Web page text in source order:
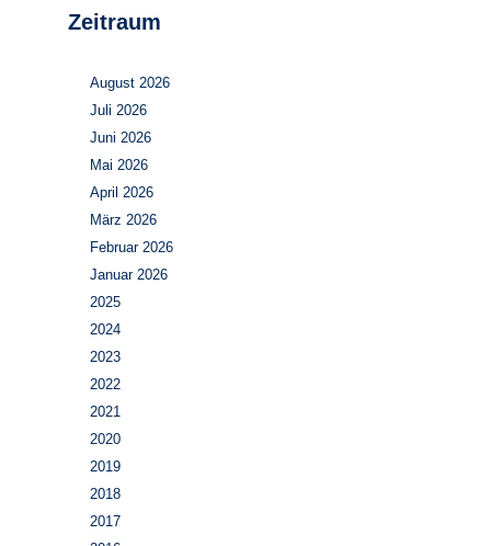
Zeitraum
August 2026
Juli 2026
Juni 2026
Mai 2026
April 2026
März 2026
Februar 2026
Januar 2026
2025
2024
2023
2022
2021
2020
2019
2018
2017